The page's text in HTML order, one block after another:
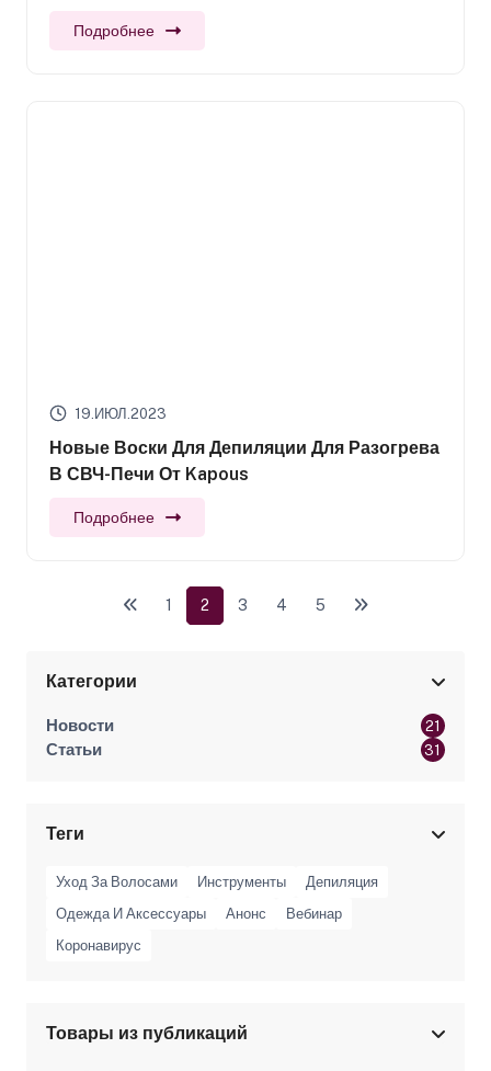
Подробнее
19.ИЮЛ.2023
Новые Воски Для Депиляции Для Разогрева
В СВЧ-Печи От Kapous
Подробнее
1 2 3 4 5
Категории
Новости 21
Статьи 31
Теги
Уход За Волосами Инструменты
Депиляция
Одежда И Аксессуары
Анонс
Вебинар
Коронавирус
Товары из публикаций